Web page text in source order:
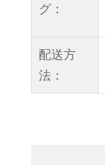
グ：
配送方
法：